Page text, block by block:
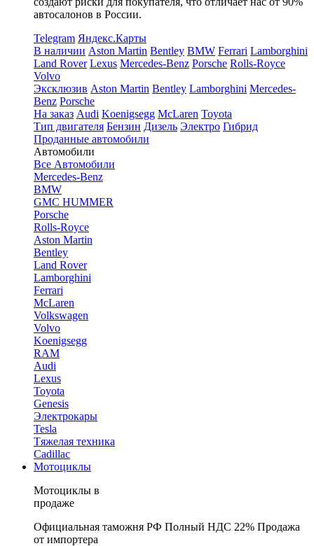
автосалонов в России.
Telegram Яндекс.Карты
В наличии Aston Martin Bentley BMW Ferrari Lamborghini
Land Rover Lexus Mercedes-Benz Porsche Rolls-Royce
Volvo
Эксклюзив Aston Martin Bentley Lamborghini Mercedes-
Benz Porsche
На заказ Audi Koenigsegg McLaren Toyota
Тип двигателя Бензин Дизель Электро Гибрид
Проданные автомобили
Автомобили
Все Автомобили
Mercedes-Benz
BMW
GMC HUMMER
Porsche
Rolls-Royce
Aston Martin
Bentley
Land Rover
Lamborghini
Ferrari
McLaren
Volkswagen
Volvo
Koenigsegg
RAM
Audi
Lexus
Toyota
Genesis
Электрокары
Tesla
Tяжелая техника
Cadillac
Мотоциклы
Мотоциклы в
продаже
Официальная таможня РФ Полный НДС 22% Продажа
от импортера